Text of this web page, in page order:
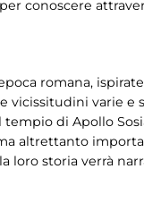
conoscere
romana,
vicissitudini varie e
di Apollo
altrettanto
loro storia verrà